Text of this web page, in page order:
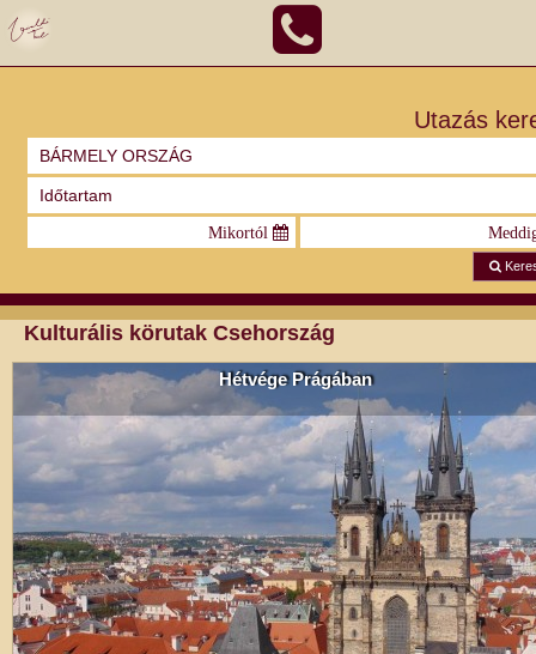
Utazás
Kulturális körutak Csehország
Hétvége Prágában